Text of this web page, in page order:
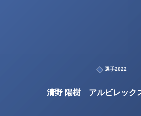
選手2022
清野 陽樹 アルビレック